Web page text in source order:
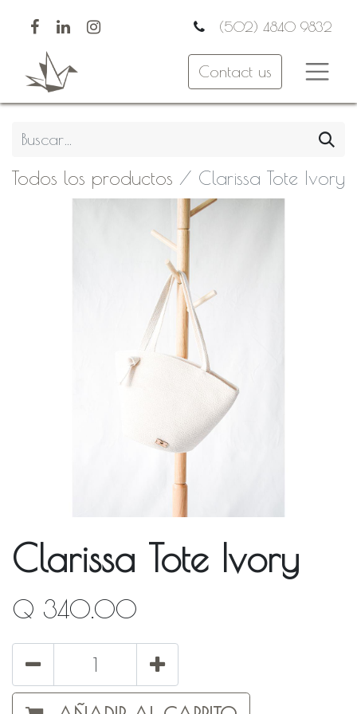
(502) 4840 9832
Contact us
Todos los productos Clarissa Tote Ivory
Clarissa Tote Ivory
Q 340.00